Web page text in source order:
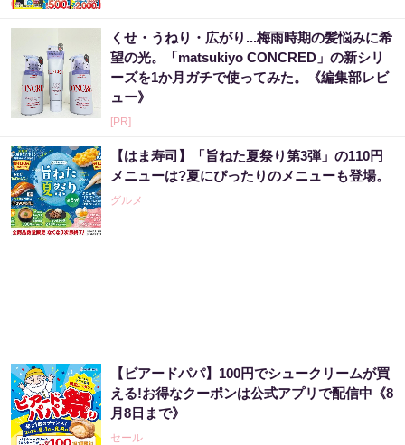
くせ・うねり・広がり...梅雨時期の髪悩みに希
望の光。「matsukiyo CONCRED」の新シリ
ーズを1か月ガチで使ってみた。《編集部レビ
ュー》
[PR]
【はま寿司】「旨ねた夏祭り第3弾」の110円
メニューは?夏にぴったりのメニューも登場。
グルメ
【ビアードパパ】100円でシュークリームが買
える!お得なクーポンは公式アプリで配信中《8
月8日まで》
セール